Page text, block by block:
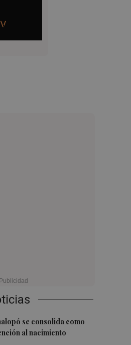
se consolida como
al nacimiento